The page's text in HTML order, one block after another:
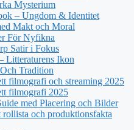
Mysterium
– Ungdom & Identitet
Makt och Moral
För Nyfikna
Satir i Fokus
Litteraturens Ikon
Tradition
filmografi och streaming 2025
filmografi 2025
med Placering och Bilder
och produktionsfakta